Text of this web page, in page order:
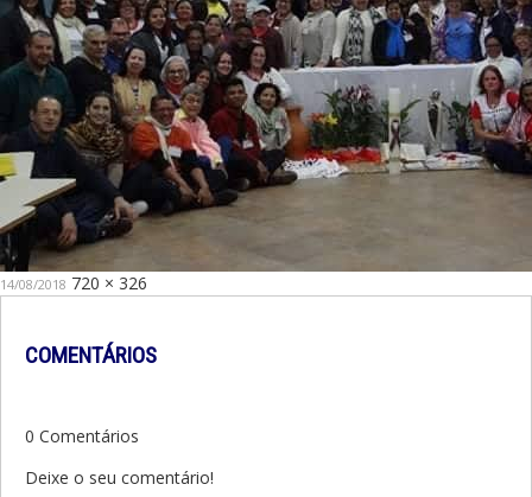
Publicado
14/08/2018 Tamanho
720 × 326
COMENTÁRIOS
0 Comentários
Deixe o seu comentário!